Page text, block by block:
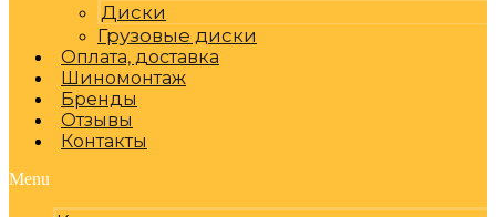
Диски
Грузовые диски
Оплата, доставка
Шиномонтаж
Бренды
Отзывы
Контакты
Menu